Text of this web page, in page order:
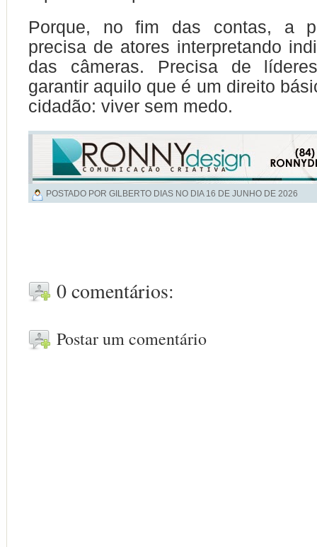
Porque, no fim das contas, a
precisa de atores interpretando
das câmeras. Precisa de
garantir aquilo que é um direito
cidadão: viver sem medo.
POSTADO POR GILBERTO DIAS NO DIA 16 DE JUNHO DE 2026
0 comentários:
Postar um comentário